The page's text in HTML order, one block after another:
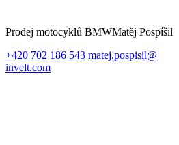
Prodej motocyklů BMWMatěj Pospíšil
+420 702 186 543 matej.pospisil@
invelt.com